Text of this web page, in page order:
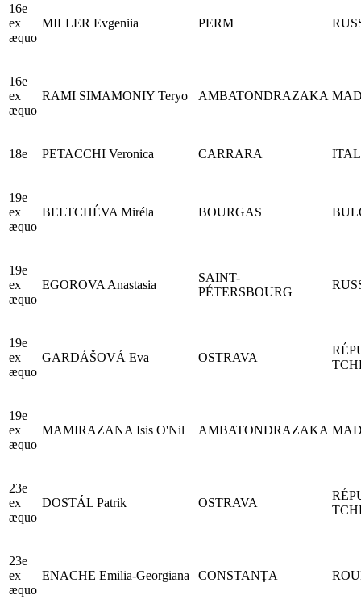
16e
ex
æquo
MILLER Evgeniia PERM
16e
ex
æquo
RAMI SIMAMONIY Teryo AMBATONDRAZAKA
18e PETACCHI Veronica CARRARA
19e
ex
æquo
BELTCHÉVA Miréla BOURGAS
19e
ex
æquo
EGOROVA Anastasia
SAINT-
PÉTERSBOURG
19e
ex
æquo
GARDÁŠOVÁ Eva OSTRAVA
19e
ex
æquo
MAMIRAZANA Isis O'Nil AMBATONDRAZAKA
23e
ex
æquo
DOSTÁL Patrik OSTRAVA
23e
ex
æquo
ENACHE Emilia-Georgiana CONSTANŢA